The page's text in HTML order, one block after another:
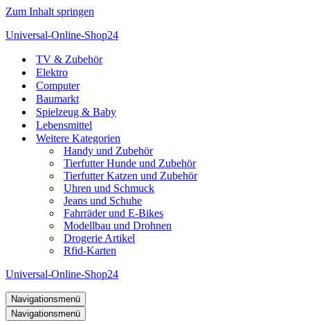
Zum Inhalt springen
Universal-Online-Shop24
TV & Zubehör
Elektro
Computer
Baumarkt
Spielzeug & Baby
Lebensmittel
Weitere Kategorien
Handy und Zubehör
Tierfutter Hunde und Zubehör
Tierfutter Katzen und Zubehör
Uhren und Schmuck
Jeans und Schuhe
Fahrräder und E-Bikes
Modellbau und Drohnen
Drogerie Artikel
Rfid-Karten
Universal-Online-Shop24
Navigationsmenü
Navigationsmenü